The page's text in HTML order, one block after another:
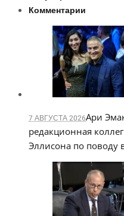
Комментарии
7 АВГУСТА 2026Ари
редакционная
Эллисона по поводу